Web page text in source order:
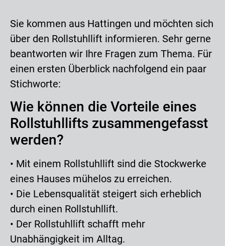
Sie kommen aus Hattingen und möchten sich
über den Rollstuhllift informieren. Sehr gerne
beantworten wir Ihre Fragen zum Thema. Für
einen ersten Überblick nachfolgend ein paar
Stichworte:
Wie können die Vorteile eines
Rollstuhllifts zusammengefasst
werden?
• Mit einem Rollstuhllift sind die Stockwerke
eines Hauses mühelos zu erreichen.
• Die Lebensqualität steigert sich erheblich
durch einen Rollstuhllift.
• Der Rollstuhllift schafft mehr
Unabhängigkeit im Alltag.